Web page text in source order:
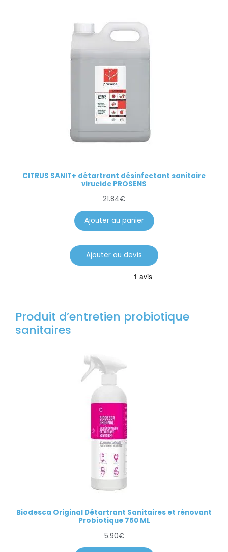
CITRUS SANIT+ détartrant désinfectant sanitaire
virucide PROSENS
21.84€
Ajouter au panier
Ajouter au devis
Produit d’entretien probiotique
sanitaires
Biodesca Original Détartrant Sanitaires et rénovant
Probiotique 750 ML
5.90€